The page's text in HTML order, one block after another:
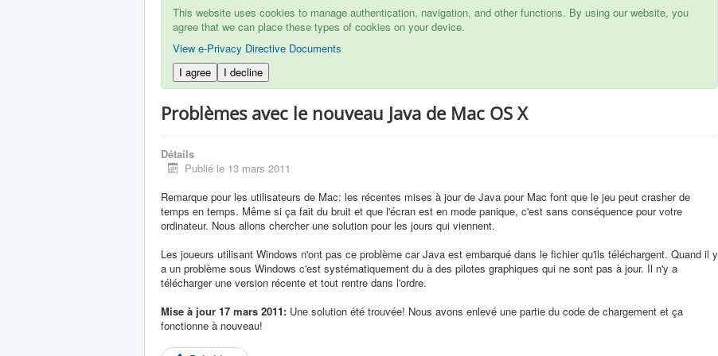
This website uses cookies to manage authentication, navigation, and other functions. By using our website, you
agree that we can place these types of cookies on your device.
View e-Privacy Directive Documents
I agree
I decline
Problèmes avec le nouveau Java de Mac OS X
Détails
Publié le 13 mars 2011
Remarque pour les utilisateurs de Mac: les récentes mises à jour de Java pour Mac font que le jeu peut crasher de
temps en temps. Même si ça fait du bruit et que l'écran est en mode panique, c'est sans conséquence pour votre
ordinateur. Nous allons chercher une solution pour les jours qui viennent.
Les joueurs utilisant Windows n'ont pas ce problème car Java est embarqué dans le fichier qu'ils téléchargent. Quand il y
a un problème sous Windows c'est systématiquement du à des pilotes graphiques qui ne sont pas à jour. Il n'y a
télécharger une version récente et tout rentre dans l'ordre.
Mise à jour 17 mars 2011: Une solution été trouvée! Nous avons enlevé une partie du code de chargement et ça
fonctionne à nouveau!